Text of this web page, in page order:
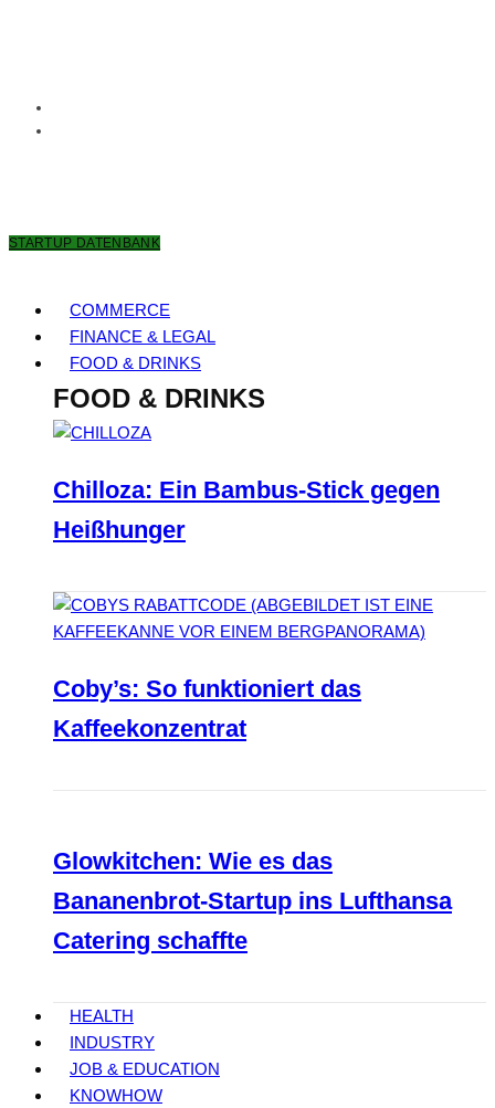
STARTUP DATENBANK
COMMERCE
FINANCE & LEGAL
FOOD & DRINKS
FOOD & DRINKS
Chilloza: Ein Bambus-Stick gegen
Heißhunger
Coby’s: So funktioniert das
Kaffeekonzentrat
Glowkitchen: Wie es das
Bananenbrot-Startup ins Lufthansa
Catering schaffte
HEALTH
INDUSTRY
JOB & EDUCATION
KNOWHOW